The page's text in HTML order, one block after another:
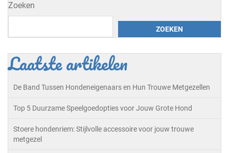
Zoeken
ZOEKEN
Laatste artikelen
De Band Tussen Hondeneigenaars en Hun Trouwe Metgezellen
Top 5 Duurzame Speelgoedopties voor Jouw Grote Hond
Stoere hondenriem: Stijlvolle accessoire voor jouw trouwe
metgezel